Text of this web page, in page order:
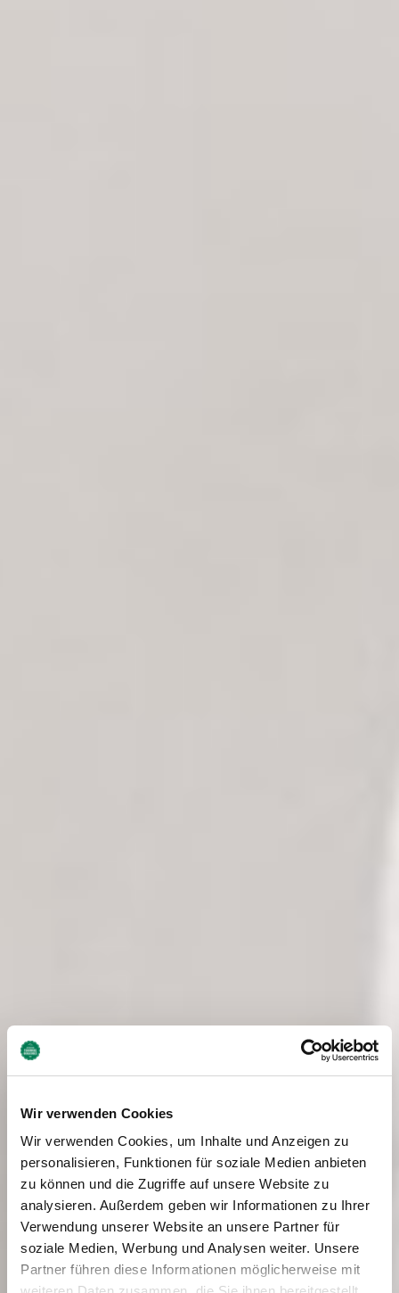
Wir verwenden Cookies
Wir verwenden Cookies, um Inhalte und Anzeigen zu
personalisieren, Funktionen für soziale Medien anbieten
zu können und die Zugriffe auf unsere Website zu
analysieren. Außerdem geben wir Informationen zu Ihrer
Verwendung unserer Website an unsere Partner für
soziale Medien, Werbung und Analysen weiter. Unsere
Partner führen diese Informationen möglicherweise mit